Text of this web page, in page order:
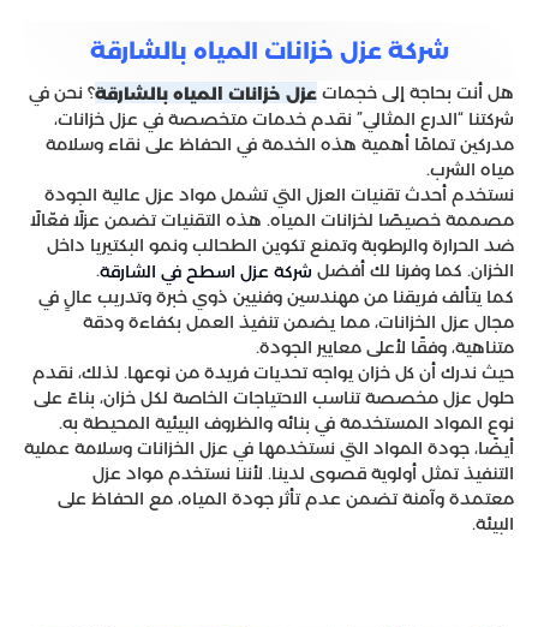
شركة عزل خزانات المياه بالشارقة
هل أنت بحاجة إلى خجمات عزل خزانات المياه بالشارقة؟ نحن في
شركتنا “الدرع المثالي” نقدم خدمات متخصصة في عزل خزانات،
مدركين تمامًا أهمية هذه الخدمة في الحفاظ على نقاء وسلامة
مياه الشرب.
نستخدم أحدث تقنيات العزل التي تشمل مواد عزل عالية الجودة
مصممة خصيصًا لخزانات المياه. هذه التقنيات تضمن عزلًا فعّالًا
ضد الحرارة والرطوبة وتمنع تكوين الطحالب ونمو البكتيريا داخل
الخزان. كما وفرنا لك أفضل شركة عزل اسطح في الشارقة.
كما يتألف فريقنا من مهندسين وفنيين ذوي خبرة وتدريب عالٍ في
مجال عزل الخزانات، مما يضمن تنفيذ العمل بكفاءة ودقة
متناهية، وفقًا لأعلى معايير الجودة.
حيث ندرك أن كل خزان يواجه تحديات فريدة من نوعها. لذلك، نقدم
حلول عزل مخصصة تناسب الاحتياجات الخاصة لكل خزان، بناءً على
نوع المواد المستخدمة في بنائه والظروف البيئية المحيطة به.
أيضًا، جودة المواد التي نستخدمها في عزل الخزانات وسلامة عملية
التنفيذ تمثل أولوية قصوى لدينا. لأننا نستخدم مواد عزل
معتمدة وآمنة تضمن عدم تأثر جودة المياه، مع الحفاظ على
البيئة.